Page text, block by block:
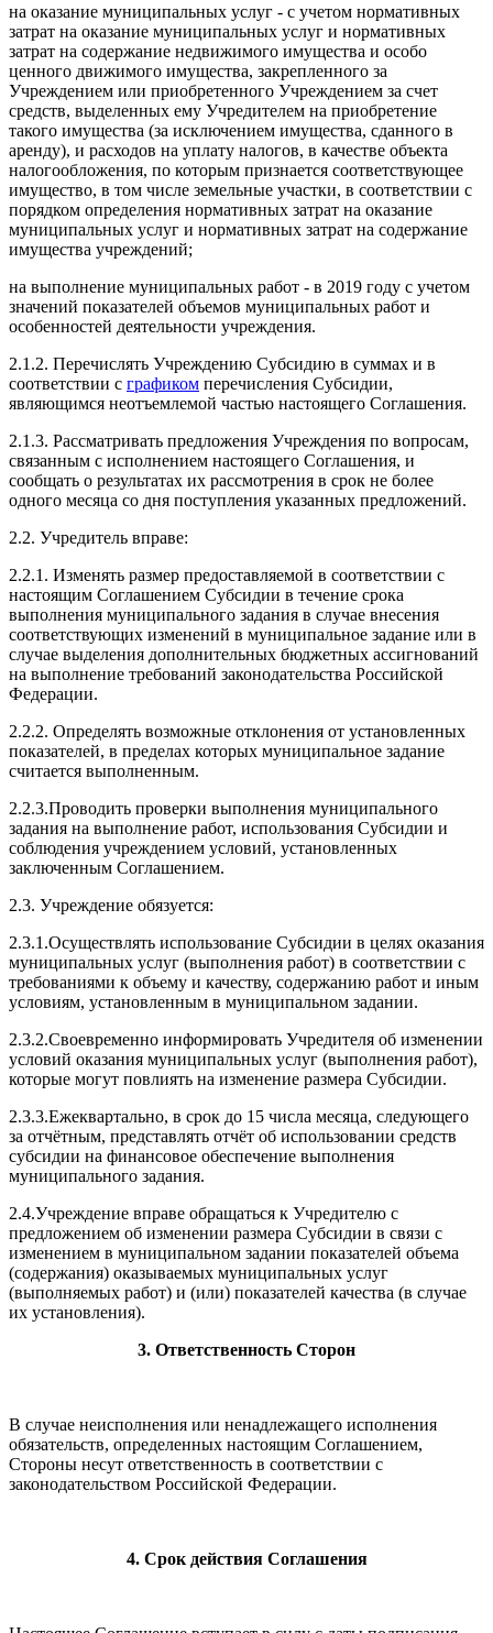
на оказание муниципальных услуг - с учетом нормативных
затрат на оказание муниципальных услуг и нормативных
затрат на содержание недвижимого имущества и особо
ценного движимого имущества, закрепленного за
Учреждением или приобретенного Учреждением за счет
средств, выделенных ему Учредителем на приобретение
такого имущества (за исключением имущества, сданного в
аренду), и расходов на уплату налогов, в качестве объекта
налогообложения, по которым признается соответствующее
имущество, в том числе земельные участки, в соответствии с
порядком определения нормативных затрат на оказание
муниципальных услуг и нормативных затрат на содержание
имущества учреждений;
на выполнение муниципальных работ - в 2019 году с учетом
значений показателей объемов муниципальных работ и
особенностей деятельности учреждения.
2.1.2. Перечислять Учреждению Субсидию в суммах и в
соответствии с графиком перечисления Субсидии,
являющимся неотъемлемой частью настоящего Соглашения.
2.1.3. Рассматривать предложения Учреждения по вопросам,
связанным с исполнением настоящего Соглашения, и
сообщать о результатах их рассмотрения в срок не более
одного месяца со дня поступления указанных предложений.
2.2. Учредитель вправе:
2.2.1. Изменять размер предоставляемой в соответствии с
настоящим Соглашением Субсидии в течение срока
выполнения муниципального задания в случае внесения
соответствующих изменений в муниципальное задание или в
случае выделения дополнительных бюджетных ассигнований
на выполнение требований законодательства Российской
Федерации.
2.2.2. Определять возможные отклонения от установленных
показателей, в пределах которых муниципальное задание
считается выполненным.
2.2.3.Проводить проверки выполнения муниципального
задания на выполнение работ, использования Субсидии и
соблюдения учреждением условий, установленных
заключенным Соглашением.
2.3. Учреждение обязуется:
2.3.1.Осуществлять использование Субсидии в целях оказания
муниципальных услуг (выполнения работ) в соответствии с
требованиями к объему и качеству, содержанию работ и иным
условиям, установленным в муниципальном задании.
2.3.2.Своевременно информировать Учредителя об изменении
условий оказания муниципальных услуг (выполнения работ),
которые могут повлиять на изменение размера Субсидии.
2.3.3.Ежеквартально, в срок до 15 числа месяца, следующего
за отчётным, представлять отчёт об использовании средств
субсидии на финансовое обеспечение выполнения
муниципального задания.
2.4.Учреждение вправе обращаться к Учредителю с
предложением об изменении размера Субсидии в связи с
изменением в муниципальном задании показателей объема
(содержания) оказываемых муниципальных услуг
(выполняемых работ) и (или) показателей качества (в случае
их установления).
3. Ответственность Сторон
В случае неисполнения или ненадлежащего исполнения
обязательств, определенных настоящим Соглашением,
Стороны несут ответственность в соответствии с
законодательством Российской Федерации.
4. Срок действия Соглашения